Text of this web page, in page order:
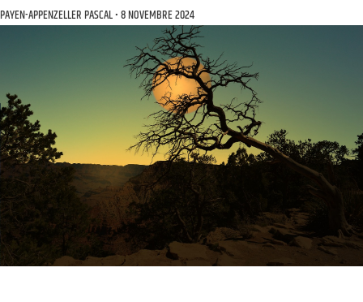
PAYEN-APPENZELLER PASCAL 8 NOVEMBRE 2024